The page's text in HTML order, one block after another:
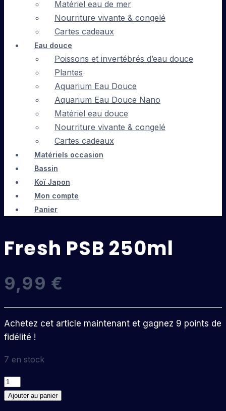
Matériel eau de mer
Nourriture vivante & congelé
Cartes cadeaux
Eau douce
Poissons et invertébrés d’eau douce
Plantes
Aquarium Eau Douce
Aquarium Eau Douce Nano
Matériel eau douce
Nourriture vivante & congelé
Cartes cadeaux
Matériels occasion
Bassin
Koï Japon
Mon compte
Panier
Fresh PSB 250ml
9,99 €
Achetez cet article maintenant et gagnez 9 points de
fidélité !
7 en stock
quantité
deAjouter au panier